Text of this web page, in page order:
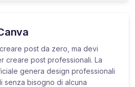
post da zero, ma devi
creare post professionali. La
genera design professionali
senza bisogno di alcuna